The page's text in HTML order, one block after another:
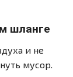
шланге
и не
мусор.